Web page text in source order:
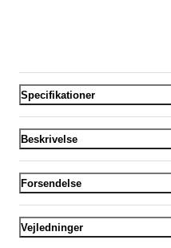
Specifikationer
Beskrivelse
Forsendelse
Vejledninger